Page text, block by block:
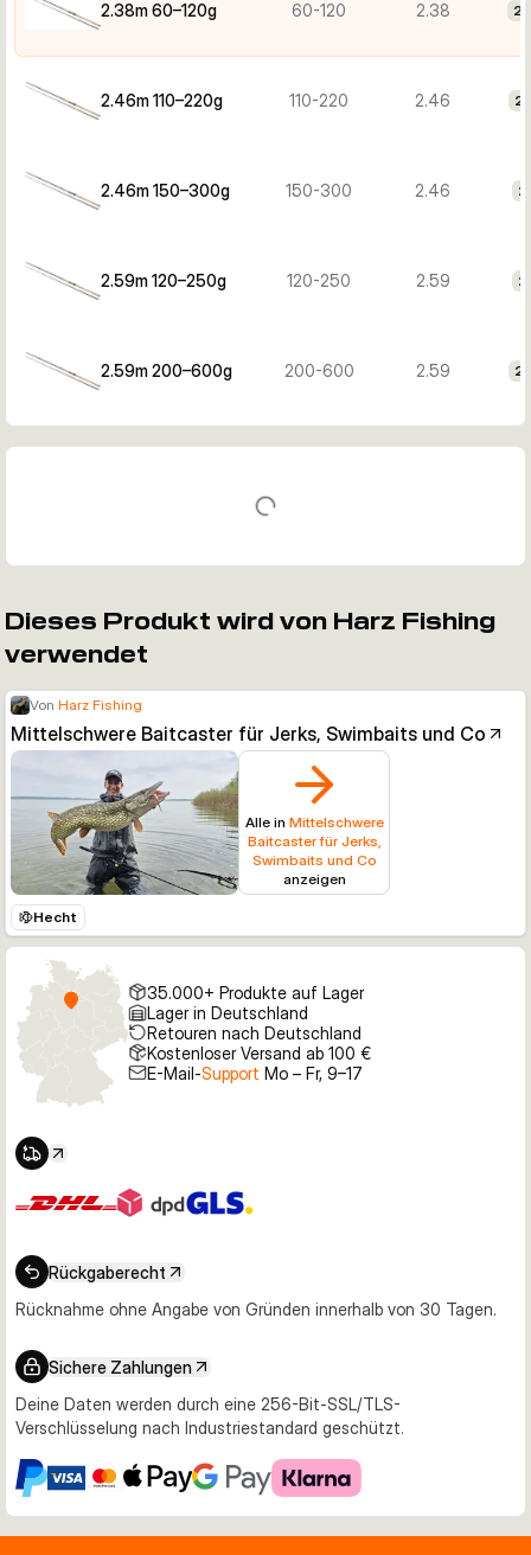
2.38m 60–120g 60-120 2.38
2.46m 110–220g 110-220 2.46
2.46m 150–300g 150-300 2.46
2.59m 120–250g 120-250 2.59
2.59m 200–600g 200-600 2.59
Dieses Produkt wird von Harz Fishing
verwendet
Von Harz Fishing
Mittelschwere Baitcaster für Jerks, Swimbaits und Co
Alle in Mittelschwere
Baitcaster für Jerks,
Swimbaits und Co
anzeigen
Hecht
35.000+ Produkte auf Lager
Lager in Deutschland
Retouren nach Deutschland
Kostenloser Versand ab 100 €
E-Mail-Support Mo – Fr, 9–17
Rückgaberecht
Rücknahme ohne Angabe von Gründen innerhalb von 30 Tagen.
Sichere Zahlungen
Deine Daten werden durch eine 256-Bit-SSL/TLS-
Verschlüsselung nach Industriestandard geschützt.